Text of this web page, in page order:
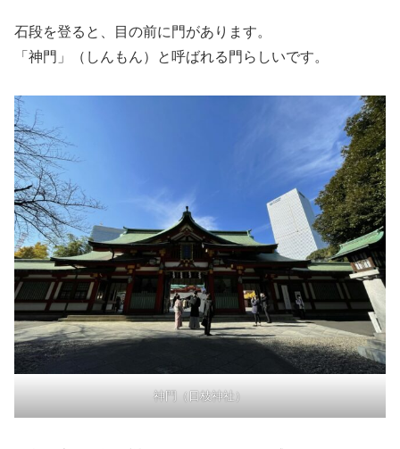
石段を登ると、目の前に門があります。
「神門」（しんもん）と呼ばれる門らしいです。
神門（日枝神社）